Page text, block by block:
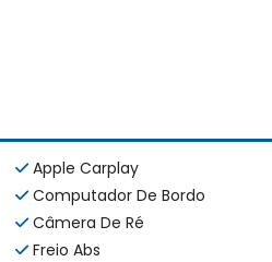
Apple Carplay
Computador De Bordo
Câmera De Ré
Freio Abs